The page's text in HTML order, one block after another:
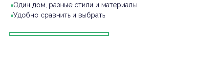
Один дом, разные стили и материалы
Удобно сравнить и выбрать